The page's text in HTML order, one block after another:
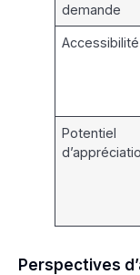
demande
Accessibilité
Potentiel
Perspectives